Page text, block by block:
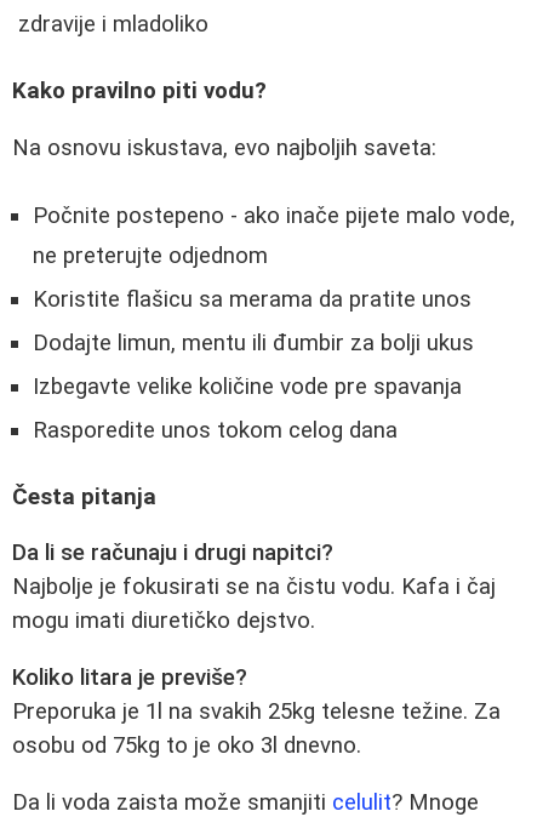
zdravije i mladoliko
Kako pravilno piti vodu?
Na osnovu iskustava, evo najboljih saveta:
Počnite postepeno - ako inače pijete malo vode,
ne preterujte odjednom
Koristite flašicu sa merama da pratite unos
Dodajte limun, mentu ili đumbir za bolji ukus
Izbegavte velike količine vode pre spavanja
Rasporedite unos tokom celog dana
Česta pitanja
Da li se računaju i drugi napitci?
Najbolje je fokusirati se na čistu vodu. Kafa i čaj
mogu imati diuretičko dejstvo.
Koliko litara je previše?
Preporuka je 1l na svakih 25kg telesne težine. Za
osobu od 75kg to je oko 3l dnevno.
Da li voda zaista može smanjiti celulit? Mnoge